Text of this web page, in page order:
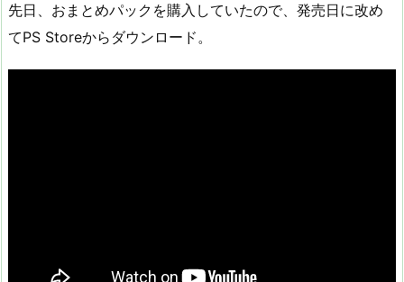
先日、おまとめパックを購入していたので、発売日に改め
てPS Storeからダウンロード。